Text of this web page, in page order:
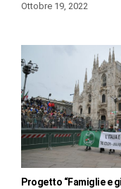
Ottobre 19, 2022
Progetto “Famiglie e